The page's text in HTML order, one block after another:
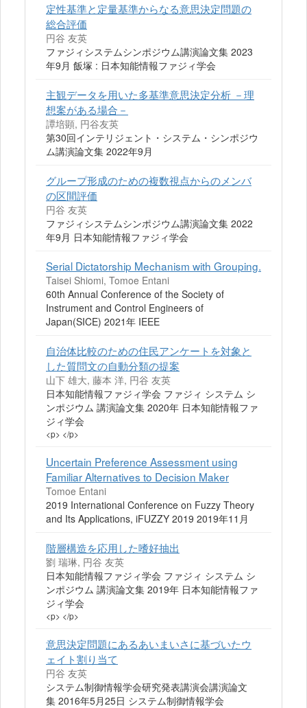
定性基準と定量基準からなる意思決定問題の
総合評価
円谷 友英
ファジィシステムシンポジウム講演論文集 2023
年9月 飯塚 : 日本知能情報ファジィ学会
主観データを用いた多基準意思決定分析 －理
想案がある場合－
譚培顕, 円谷友英
第30回インテリジェント・システム・シンポジウ
ム講演論文集 2022年9月
グループ形成のための複数視点からのメンバ
の区間評価
円谷 友英
ファジィシステムシンポジウム講演論文集 2022
年9月 日本知能情報ファジィ学会
Serial Dictatorship Mechanism with Grouping.
Taisei Shiomi, Tomoe Entani
60th Annual Conference of the Society of
Instrument and Control Engineers of
Japan(SICE) 2021年 IEEE
自治体比較のための住民アンケートを対象と
した質問文の自動分類の提案
山下 雄大, 藤本 洋, 円谷 友英
日本知能情報ファジィ学会 ファジィ システム シ
ンポジウム 講演論文集 2020年 日本知能情報ファ
ジィ学会
<p> </p>
Uncertain Preference Assessment using
Familiar Alternatives to Decision Maker
Tomoe Entani
2019 International Conference on Fuzzy Theory
and Its Applications, iFUZZY 2019 2019年11月
階層構造を応用した嗜好抽出
劉 瑞琳, 円谷 友英
日本知能情報ファジィ学会 ファジィ システム シ
ンポジウム 講演論文集 2019年 日本知能情報ファ
ジィ学会
<p> </p>
意思決定問題にあるあいまいさに基づいたウ
ェイト割り当て
円谷 友英
システム制御情報学会研究発表講演会講演論文
集 2016年5月25日 システム制御情報学会